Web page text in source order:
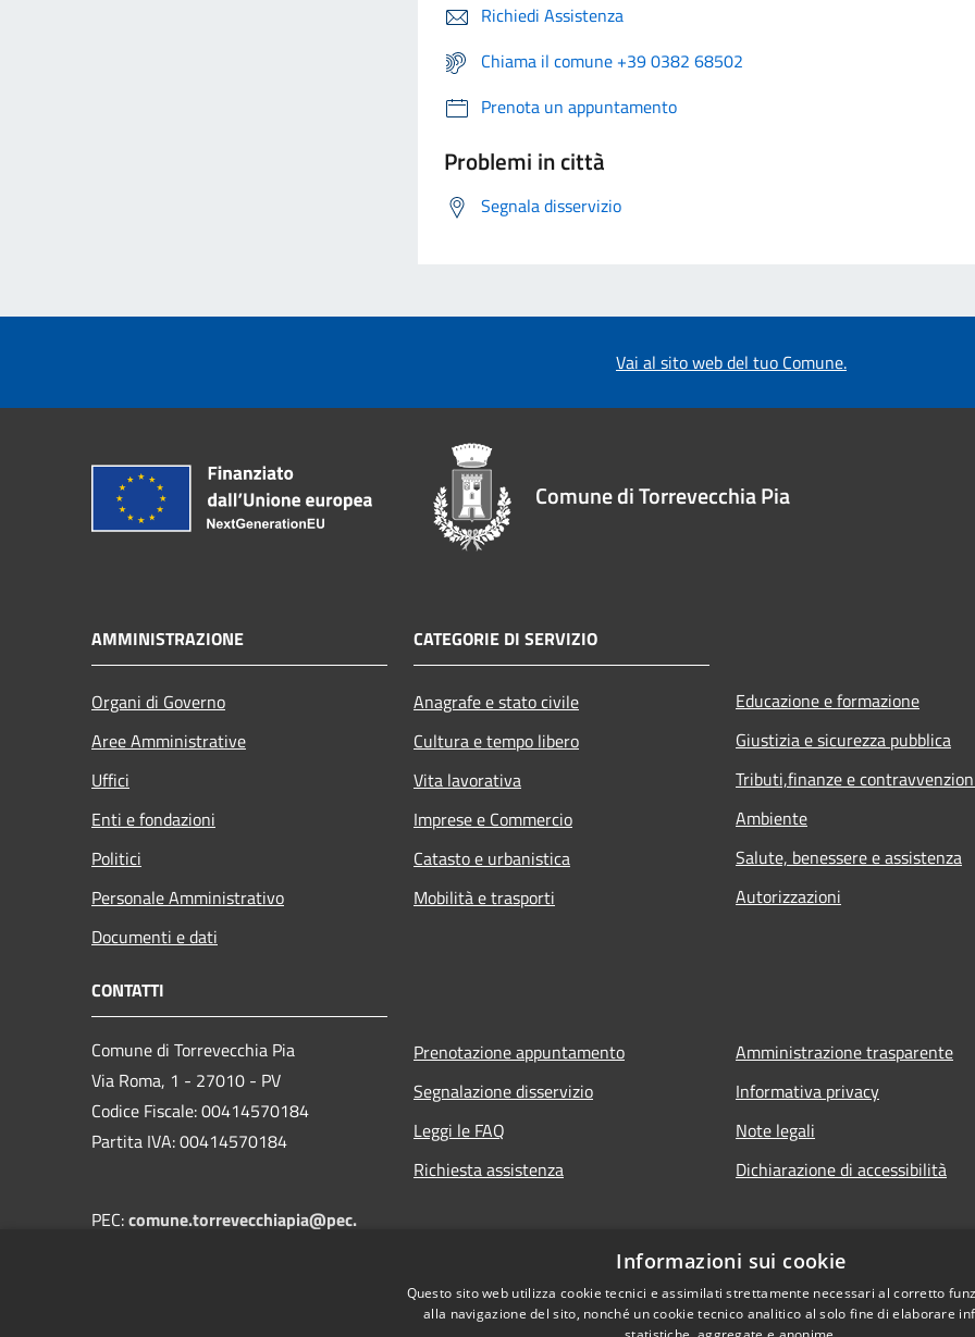
Richiedi Assistenza
Chiama il comune +39 0382 68502
Prenota un appuntamento
Problemi in città
Segnala disservizio
Vai al sito web del tuo Comune.
Comune di Torrevecchia Pia
AMMINISTRAZIONE
Organi di Governo
Aree Amministrative
Uffici
Enti e fondazioni
Politici
Personale Amministrativo
Documenti e dati
CATEGORIE DI SERVIZIO
Anagrafe e stato civile
Cultura e tempo libero
Vita lavorativa
Imprese e Commercio
Catasto e urbanistica
Mobilità e trasporti
Educazione e formazione
Giustizia e sicurezza pubblica
Tributi,finanze e
Ambiente
Salute, benessere e assistenza
Autorizzazioni
CONTATTI
Comune di Torrevecchia Pia
Via Roma, 1 - 27010 - PV
Codice Fiscale: 00414570184
Partita IVA: 00414570184
PEC:comune.torrevecchiapia@pec.
Prenotazione appuntamento
Segnalazione disservizio
Leggi le FAQ
Richiesta assistenza
Amministrazione trasparente
Informativa privacy
Note legali
Dichiarazione di accessibilità
Informazioni sui cookie
Questo sito web utilizza cookie tecnici e assimilati strettamente necessari al corretto
alla navigazione del sito, nonché un cookie tecnico analitico al solo fine di elaborare